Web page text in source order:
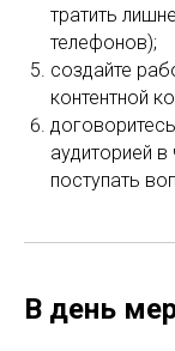
тратить
телефонов);
создайте
контентной
аудиторией в
поступать
В день